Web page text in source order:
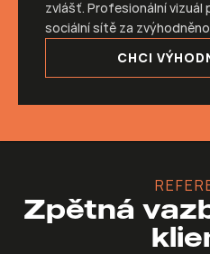
zvlášť. Profesionální vizuál
sociální sítě za
CHCI
Zpětná